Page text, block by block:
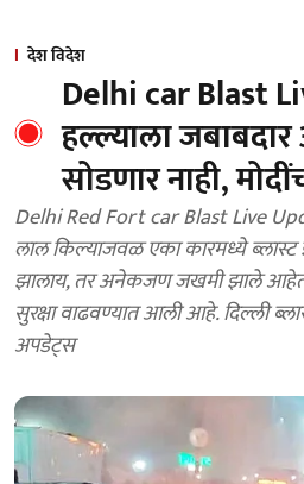
देश विदेश
Delhi car Blast
हल्ल्याला
सोडणार नाही,
Delhi Red Fort car Blast Live
लाल किल्याजवळ एका कारमध्ये ब्लास्ट
झालाय, तर अनेकजण जखमी झाले आहेत.
सुरक्षा वाढवण्यात आली आहे. दिल्ली
अपडेट्स